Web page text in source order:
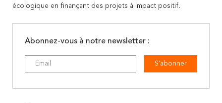
écologique en finançant des projets à impact positif.
Abonnez-vous à notre newsletter :
S'abonner